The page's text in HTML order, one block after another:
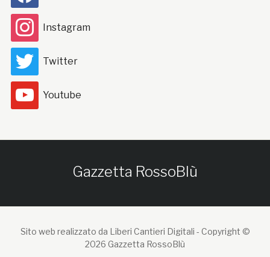
Instagram
Twitter
Youtube
Gazzetta RossoBlù
Sito web realizzato da Liberi Cantieri Digitali - Copyright ©
2026 Gazzetta RossoBlù